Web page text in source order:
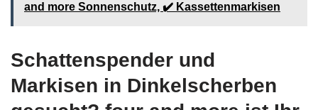
and more Sonnenschutz, ✔️ Kassettenmarkisen
Schattenspender und
Markisen in Dinkelscherben